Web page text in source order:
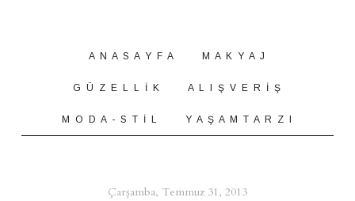
A N A S A Y F A M A K Y A J
G Ü Z E L L İ K A L I Ş V E R İ Ş
M O D A - S T İ L Y A Ş A M T A R Z I
Çarşamba, Temmuz 31, 2013